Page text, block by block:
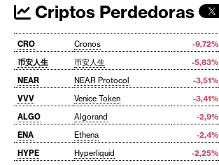
Criptos Perdedoras
CRO Cronos -9,72%
币安人生
币安人生 -5,83%
NEAR
NEAR Protocol -3,51%
VVV
Venice Token -3,41%
ALGO
Algorand -2,9%
ENA
Ethena -2,4%
HYPE
Hyperliquid -2,25%